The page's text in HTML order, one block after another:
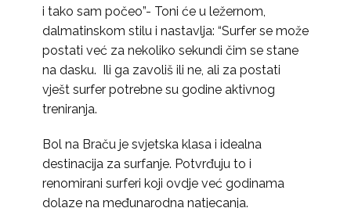
i tako sam počeo”- Toni će u ležernom,
dalmatinskom stilu i nastavlja: “Surfer se može
postati već za nekoliko sekundi čim se stane
na dasku. Ili ga zavoliš ili ne, ali za postati
vješt surfer potrebne su godine aktivnog
treniranja.
Bol na Braču je svjetska klasa i idealna
destinacija za surfanje. Potvrđuju to i
renomirani surferi koji ovdje već godinama
dolaze na međunarodna natjecanja.